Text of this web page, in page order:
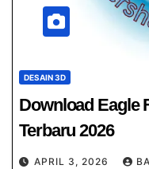
DESAIN 3D
Download Eagle
Terbaru 2026
APRIL 3, 2026